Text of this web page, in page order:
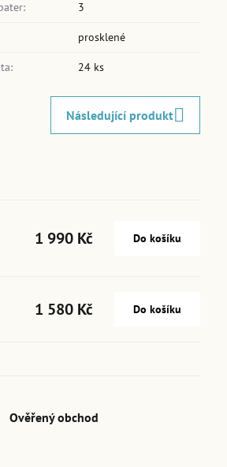
3
prosklené
24 ks
Následující produkt
1 990 Kč Do košíku
1 580 Kč Do košíku
Ověřený obchod